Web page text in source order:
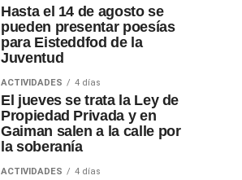
Hasta el 14 de agosto se
pueden presentar poesías
para Eisteddfod de la
Juventud
ACTIVIDADES 4 días
El jueves se trata la Ley de
Propiedad Privada y en
Gaiman salen a la calle por
la soberanía
ACTIVIDADES 4 días